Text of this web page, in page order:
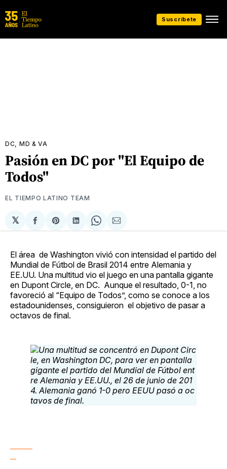
Suscríbete
DC, MD & VA
Pasión en DC por "El Equipo de
Todos"
EL TIEMPO LATINO TEAM
𝕏
Compartir
en
Share
on
Compartir
en
Share
on
Compartir
via
El área de Washington vivió con intensidad el partido del
Mundial de Fútbol de Brasil 2014 entre Alemania y
EE.UU. Una multitud vio el juego en una pantalla gigante
en Dupont Circle, en DC. Aunque el resultado, 0-1, no
favoreció al “Equipo de Todos”, como se conoce a los
estadounidenses, consiguieron el objetivo de pasar a
octavos de final.